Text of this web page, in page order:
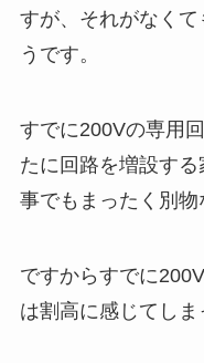
すが、それがなく
うです。
すでに200Vの専用
たに回路を増設す
事でもまったく別物
ですからすでに
は割高に感じてしま